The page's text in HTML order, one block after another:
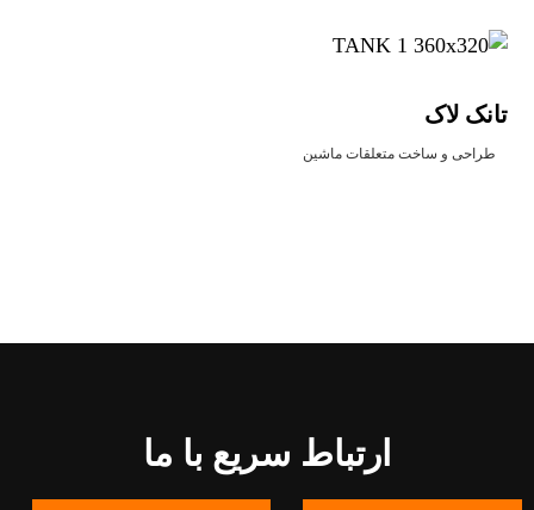
تانک لاک
طراحی و ساخت متعلقات ماشین
ارتباط سریع با ما